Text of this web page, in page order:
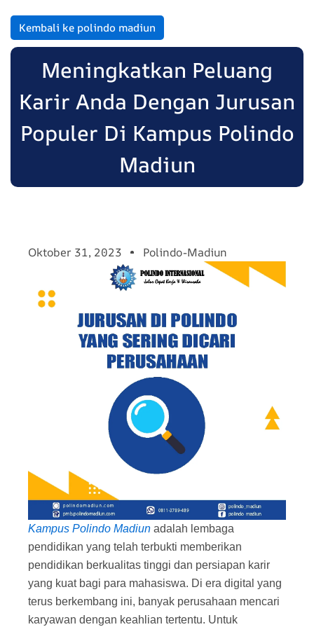
Kembali ke polindo madiun
Meningkatkan Peluang
Karir Anda Dengan Jurusan
Populer Di Kampus Polindo
Madiun
Oktober 31, 2023 Polindo-Madiun
Kampus Polindo Madiunadalah lembaga
pendidikan yang telah terbukti memberikan
pendidikan berkualitas tinggi dan persiapan karir
yang kuat bagi para mahasiswa. Di era digital yang
terus berkembang ini, banyak perusahaan mencari
karyawan dengan keahlian tertentu. Untuk